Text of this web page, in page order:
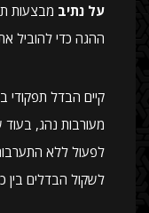
על נתיב מבצעות
ההגה כדי להוביל
קיים הבדל תפקודי
מעורבות נהג,
לפעול ללא
לשקול הבדלים בין